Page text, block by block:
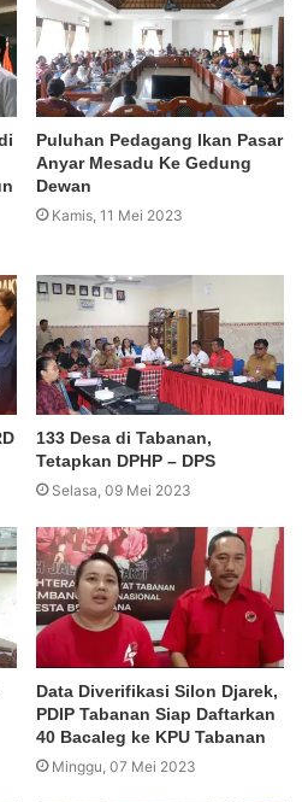
Puluhan Pedagang Ikan Pasar
Anyar Mesadu Ke Gedung
Dewan
Kamis, 11 Mei 2023
133 Desa di Tabanan,
Tetapkan DPHP – DPS
Selasa, 09 Mei 2023
Data Diverifikasi Silon Djarek,
PDIP Tabanan Siap Daftarkan
40 Bacaleg ke KPU Tabanan
Minggu, 07 Mei 2023